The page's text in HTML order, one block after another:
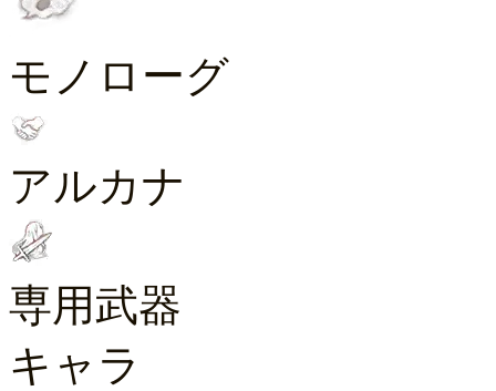
モノローグ
アルカナ
専用武器
キャラ